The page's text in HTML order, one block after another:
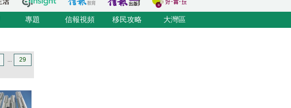
專題 信報視頻 移民攻略 大灣區
... 29